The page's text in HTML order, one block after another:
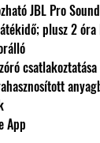
JBL Pro
plusz 2
App